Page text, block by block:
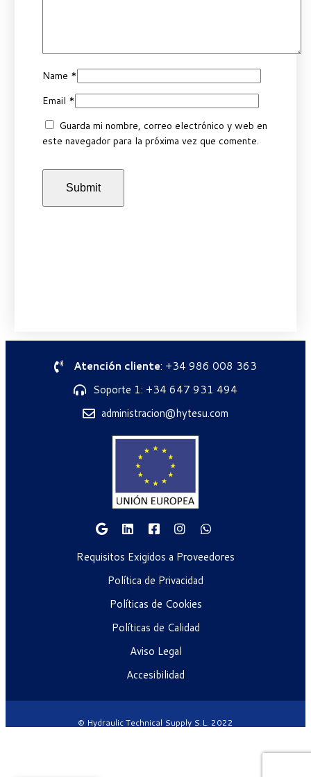
Name *
Email *
Guarda mi nombre, correo electrónico y web en
este navegador para la próxima vez que comente.
Atención cliente: +34 986 008 363
Soporte 1: +34 647 931 494
administracion@hytesu.com
Requisitos Exigidos a Proveedores
Política de Privacidad
Políticas de Cookies
Políticas de Calidad
Aviso Legal
Accesibilidad
© Hydraulic Technical Supply S.L. 2022